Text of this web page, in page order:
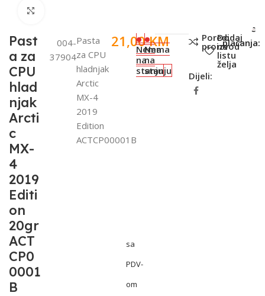
Past
a za
CPU
hlad
njak
Arcti
c
MX-
4
2019
Editi
on
20gr
ACT
CP0
0001
B
004-
37904
Pasta
za CPU
hladnjak
Arctic
MX-4
2019
Edition
ACTCP00001B
21,00KM
sa
PDV-
om
Nema
na
stanju
Nema
na
stanju
Poredi
proizvod
Dodaj
na
listu
želja
Dijeli:
Metode
plaćanja: